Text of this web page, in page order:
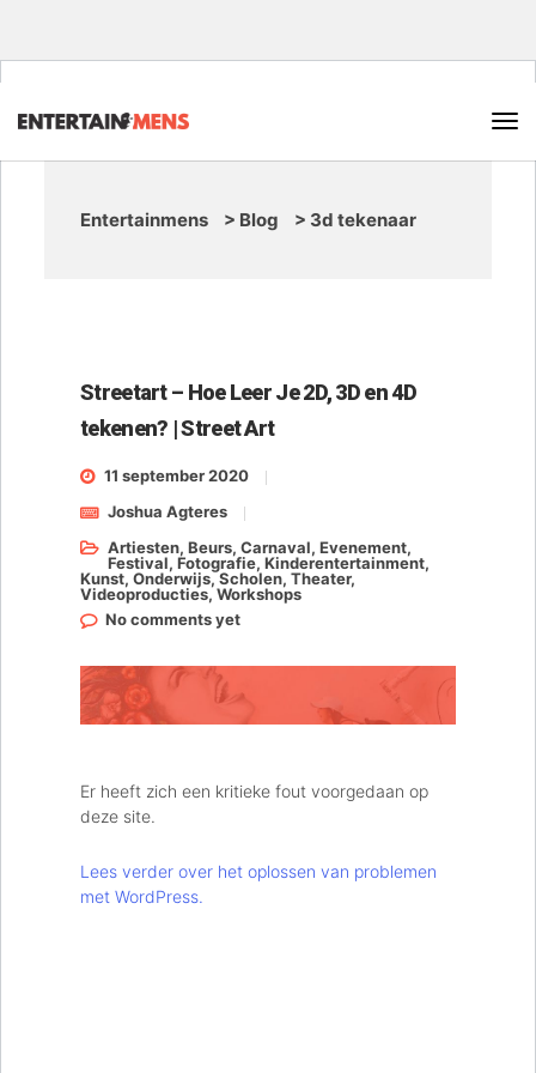
Entertainmens > Blog > 3d tekenaar
Streetart – Hoe Leer Je 2D, 3D en 4D
tekenen? | Street Art
11 september 2020
Joshua Agteres
Artiesten, Beurs, Carnaval, Evenement,
Festival, Fotografie, Kinderentertainment,
Kunst, Onderwijs,Scholen, Theater,
Videoproducties,Workshops
No comments yet
Er heeft zich een kritieke fout voorgedaan op
deze site.
Lees verder over het oplossen van problemen
met WordPress.